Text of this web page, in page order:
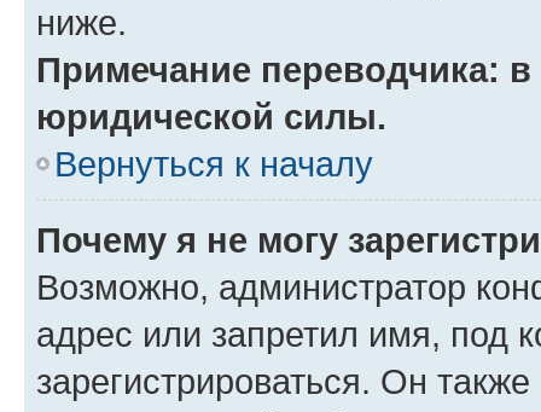
ниже.
Примечание переводчика:
юридической силы.
Вернуться к началу
Почему я не могу
Возможно, администратор
адрес или запретил имя, под
зарегистрироваться. Он